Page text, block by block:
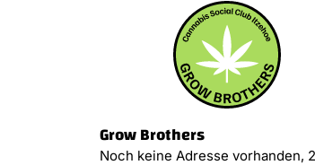
Grow Brothers